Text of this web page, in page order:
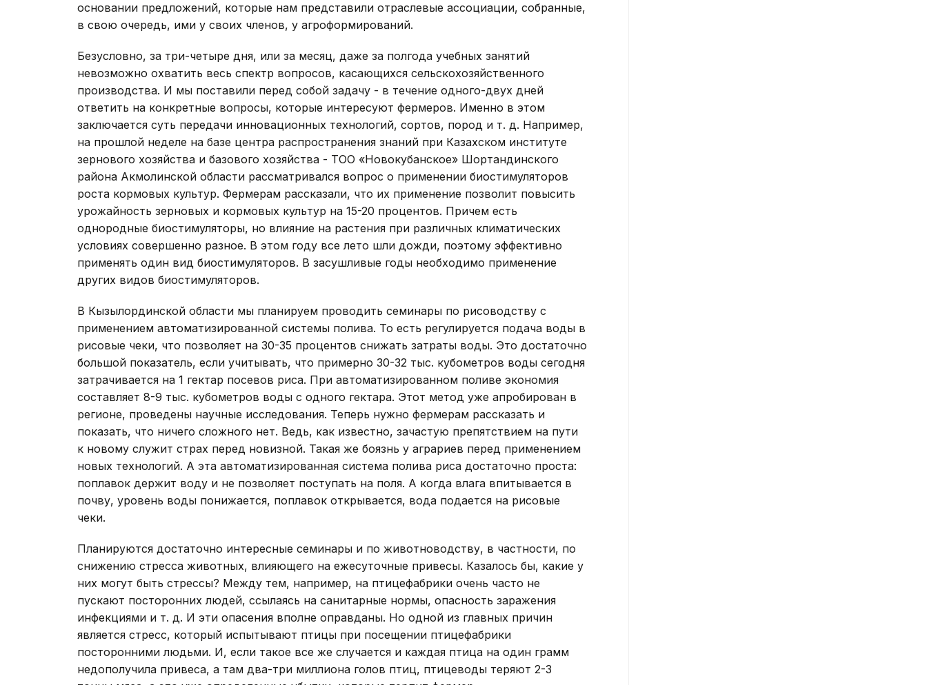
основании предложений, которые нам представили отраслевые ассоциации, собранные,
в свою очередь, ими у своих членов, у агроформирований.
Безусловно, за три-четыре дня, или за месяц, даже за полгода учебных занятий
невозможно охватить весь спектр вопросов, касающихся сельскохозяйственного
производства. И мы поставили перед собой задачу - в течение одного-двух дней
ответить на конкретные вопросы, которые интересуют фермеров. Именно в этом
заключается суть передачи инновационных технологий, сортов, пород и т. д. Например,
на прошлой неделе на базе центра распространения знаний при Казахском институте
зернового хозяйства и базового хозяйства - ТОО «Новокубанское» Шортандинского
района Акмолинской области рассматривался вопрос о применении биостимуляторов
роста кормовых культур. Фермерам рассказали, что их применение позволит повысить
урожайность зерновых и кормовых культур на 15-20 процентов. Причем есть
однородные биостимуляторы, но влияние на растения при различных климатических
условиях совершенно разное. В этом году все лето шли дожди, поэтому эффективно
применять один вид биостимуляторов. В засушливые годы необходимо применение
других видов биостимуляторов.
В Кызылординской области мы планируем проводить семинары по рисоводству с
применением автоматизированной системы полива. То есть регулируется подача воды в
рисовые чеки, что позволяет на 30-35 процентов снижать затраты воды. Это достаточно
большой показатель, если учитывать, что примерно 30-32 тыс. кубометров воды сегодня
затрачивается на 1 гектар посевов риса. При автоматизированном поливе экономия
составляет 8-9 тыс. кубометров воды с одного гектара. Этот метод уже апробирован в
регионе, проведены научные исследования. Теперь нужно фермерам рассказать и
показать, что ничего сложного нет. Ведь, как известно, зачастую препятствием на пути
к новому служит страх перед новизной. Такая же боязнь у аграриев перед применением
новых технологий. А эта автоматизированная система полива риса достаточно проста:
поплавок держит воду и не позволяет поступать на поля. А когда влага впитывается в
почву, уровень воды понижается, поплавок открывается, вода подается на рисовые
чеки.
Планируются достаточно интересные семинары и по животноводству, в частности, по
снижению стресса животных, влияющего на ежесуточные привесы. Казалось бы, какие у
них могут быть стрессы? Между тем, например, на птицефабрики очень часто не
пускают посторонних людей, ссылаясь на санитарные нормы, опасность заражения
инфекциями и т. д. И эти опасения вполне оправданы. Но одной из главных причин
является стресс, который испытывают птицы при посещении птицефабрики
посторонними людьми. И, если такое все же случается и каждая птица на один грамм
недополучила привеса, а там два-три миллиона голов птиц, птицеводы теряют 2-3